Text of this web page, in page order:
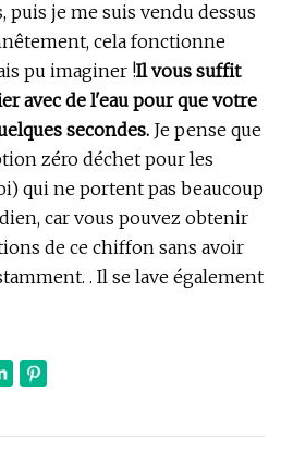
puis je me suis vendu dessus
cela fonctionne
pu imaginer !Il vous suffit
avec de l'eau pour que votre
secondes. Je pense que
zéro déchet pour les
qui ne portent pas beaucoup
car vous pouvez obtenir
de ce chiffon sans avoir
. Il se lave également